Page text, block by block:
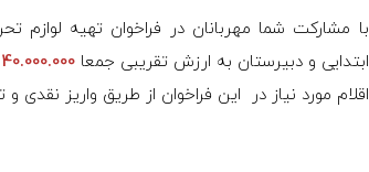
با مشارکت شما مهربانان در فراخوان تهیه لوازم تحریر ویژه
ابتدایی و دبیرستان به ارزش تقریبی جمعا 40.000.000 تومان
اقلام مورد نیاز در این فراخوان از طریق واریز